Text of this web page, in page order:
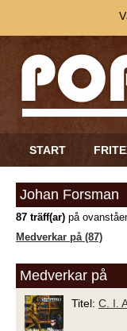
START
Johan Forsman
87 träff(ar) på
Medverkar på (87)
Medverkar på
Titel: C. I.